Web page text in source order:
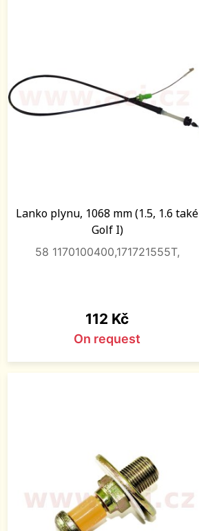
Lanko plynu, 1068 mm (1.5, 1.6 také
Golf I)
58 1170100400,171721555T,
Price
112 Kč
On request